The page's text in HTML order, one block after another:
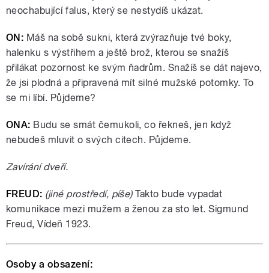
neochabující falus, který se nestydíš ukázat.
ON: Máš na sobě sukni, která zvýrazňuje tvé boky,
halenku s výstřihem a ještě brož, kterou se snažíš
přilákat pozornost ke svým ňadrům. Snažíš se dát najevo,
že jsi plodná a připravená mít silné mužské potomky. To
se mi líbí. Půjdeme?
ONA: Budu se smát čemukoli, co řekneš, jen když
nebudeš mluvit o svých citech. Půjdeme.
Zavírání dveří.
FREUD: (jiné prostředí, píše)Takto bude vypadat
komunikace mezi mužem a ženou za sto let. Sigmund
Freud, Vídeň 1923.
Osoby a obsazení: